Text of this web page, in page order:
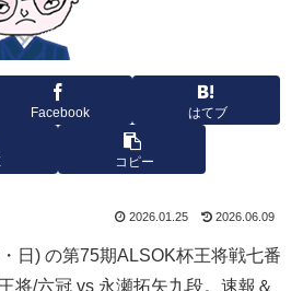
Facebook はてブ
コピー
2026.01.25 2026.06.09
日) の第75期ALSOK杯王将戦七番
将/六冠 vs 永瀬拓矢九段。速報＆